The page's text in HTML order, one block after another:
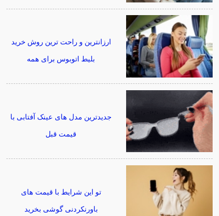
ارزانترین و راحت ترین روش خرید
بلیط اتوبوس برای همه
جدیدترین مدل های عینک آفتابی با
قیمت قبل
تو این شرایط با قیمت های
باورنکردنی گوشی بخرید